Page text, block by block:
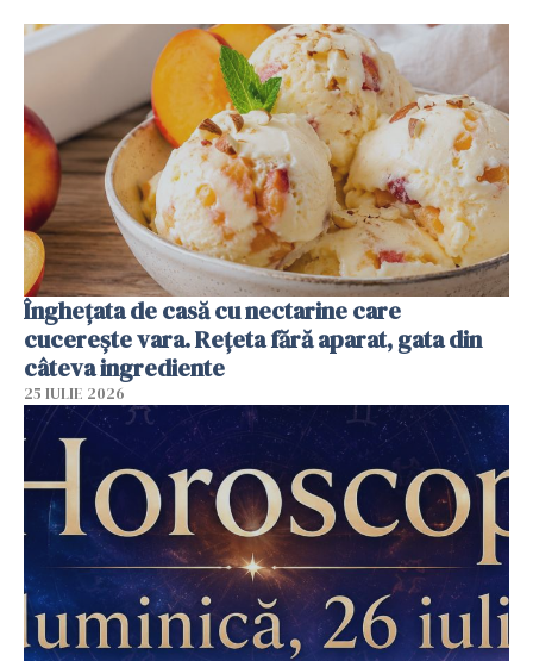
Înghețata de casă cu nectarine care
cucerește vara. Rețeta fără aparat, gata din
câteva ingrediente
25 IULIE 2026